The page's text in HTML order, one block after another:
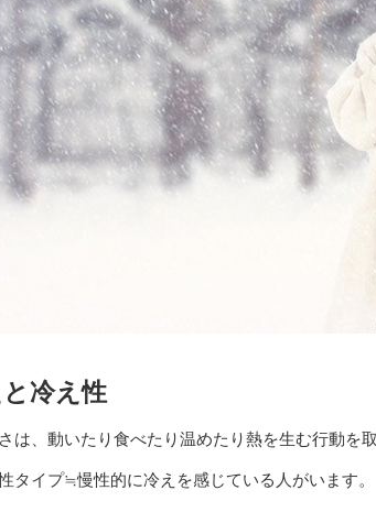
冷え性
は、動いたり食べたり温めたり熱を生む行動を
タイプ≒慢性的に冷えを感じている人がいます。